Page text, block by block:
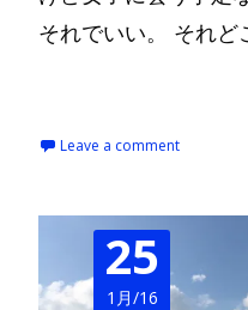
それでいい。 それど
Leave a comment
25
1月/16